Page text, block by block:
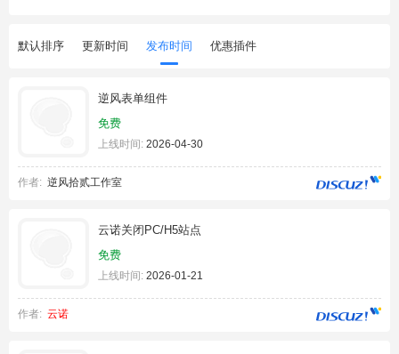
默认排序 更新时间 发布时间 优惠插件
逆风表单组件
免费
上线时间: 2026-04-30
作者: 逆风拾贰工作室
云诺关闭PC/H5站点
免费
上线时间: 2026-01-21
作者: 云诺